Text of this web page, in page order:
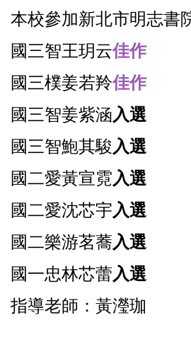
本校參加新北市明志書
國三智王玥云佳作
國三樸姜若羚佳作
國三智姜紫涵入選
國三智鮑其駿入選
國二愛黃宣霓入選
國二愛沈芯宇入選
國二樂游茗蕎入選
國一忠林芯蕾入選
指導老師：黃瀅珈